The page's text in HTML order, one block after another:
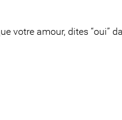
votre amour, dites “oui”